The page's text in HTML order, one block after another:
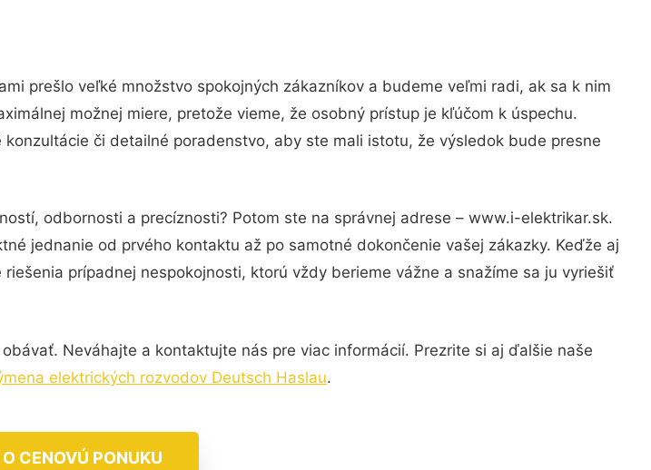
prešlo veľké množstvo spokojných zákazníkov a budeme veľmi radi, ak sa k nim
možnej miere, pretože vieme, že osobný prístup je kľúčom k úspechu.
či detailné poradenstvo, aby ste mali istotu, že výsledok bude presne
odbornosti a precíznosti? Potom ste na správnej adrese – www.i-elektrikar.sk.
jednanie od prvého kontaktu až po samotné dokončenie vašej zákazky. Keďže aj
prípadnej nespokojnosti, ktorú vždy berieme vážne a snažíme sa ju vyriešiť
Neváhajte a kontaktujte nás pre viac informácií. Prezrite si aj ďalšie naše
elektrických rozvodov Deutsch Haslau.
CENOVÚ PONUKU